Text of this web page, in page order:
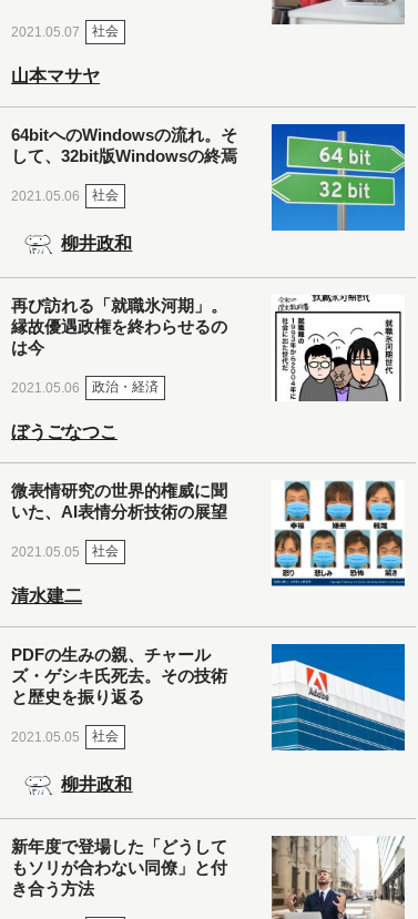
2021.05.07 社会
山本マサヤ
64bitへのWindowsの流れ。そ
して、32bit版Windowsの終焉
2021.05.06 社会
柳井政和
再び訪れる「就職氷河期」。
縁故優遇政権を終わらせるの
は今
2021.05.06 政治・経済
ぼうごなつこ
微表情研究の世界的権威に聞
いた、AI表情分析技術の展望
2021.05.05 社会
清水建二
PDFの生みの親、チャール
ズ・ゲシキ氏死去。その技術
と歴史を振り返る
2021.05.05 社会
柳井政和
新年度で登場した「どうして
もソリが合わない同僚」と付
き合う方法